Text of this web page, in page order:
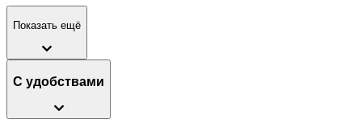
Показать ещё
С удобствами